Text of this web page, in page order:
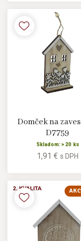
Domček na
D7759
Skladom: > 20 ks
1,91 € s DPH